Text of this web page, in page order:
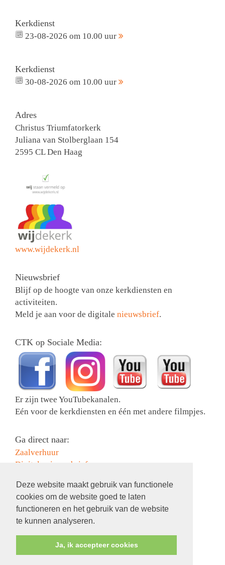
Deze website maakt gebruik van functionele
cookies om de website goed te laten
functioneren en het gebruik van de website
te kunnen analyseren.
Ja, ik accepteer cookies
Kerkdienst
23-08-2026 om 10.00 uur
Kerkdienst
30-08-2026 om 10.00 uur
Adres
Christus Triumfatorkerk
Juliana van Stolberglaan 154
2595 CL Den Haag
www.wijdekerk.nl
Nieuwsbrief
Blijf op de hoogte van onze kerkdiensten en
activiteiten.
Meld je aan voor de digitale nieuwsbrief.
CTK op Sociale Media:
Er zijn twee YouTubekanalen.
Eén voor de kerkdiensten en één met andere filmpjes.
Ga direct naar:
Zaalverhuur
Digitale nieuwsbrief
Activiteiten
Contact
Information in English